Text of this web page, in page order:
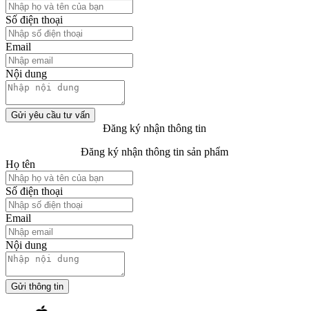
Số điện thoại
Email
Nội dung
Gửi yêu cầu tư vấn
Đăng ký nhận thông tin
Đăng ký nhận thông tin sản phẩm
Họ tên
Số điện thoại
Email
Nội dung
Gửi thông tin